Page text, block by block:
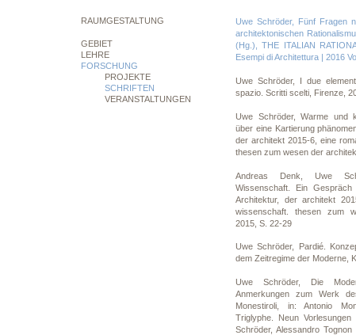
RAUMGESTALTUNG
GEBIET
LEHRE
FORSCHUNG
PROJEKTE
SCHRIFTEN
VERANSTALTUNGEN
Uwe Schröder, Fünf Fragen
architektonischen
(Hg.), THE ITALIAN
Esempi di Architettura | 2016
Uwe Schröder, I due
spazio. Scritti scelti, Firenze,
Uwe Schröder, Warme und
über eine Kartierung
der architekt 2015-6, eine
thesen zum wesen der
Andreas Denk, Uwe
Wissenschaft. Ein
Architektur, der architekt
wissenschaft. thesen zum
2015, S. 22-29
Uwe Schröder, Pardié.
dem Zeitregime der Moderne,
Uwe Schröder, Die
Anmerkungen zum Werk
Monestiroli, in: Antonio
Triglyphe. Neun
Schröder, Alessandro Tognon